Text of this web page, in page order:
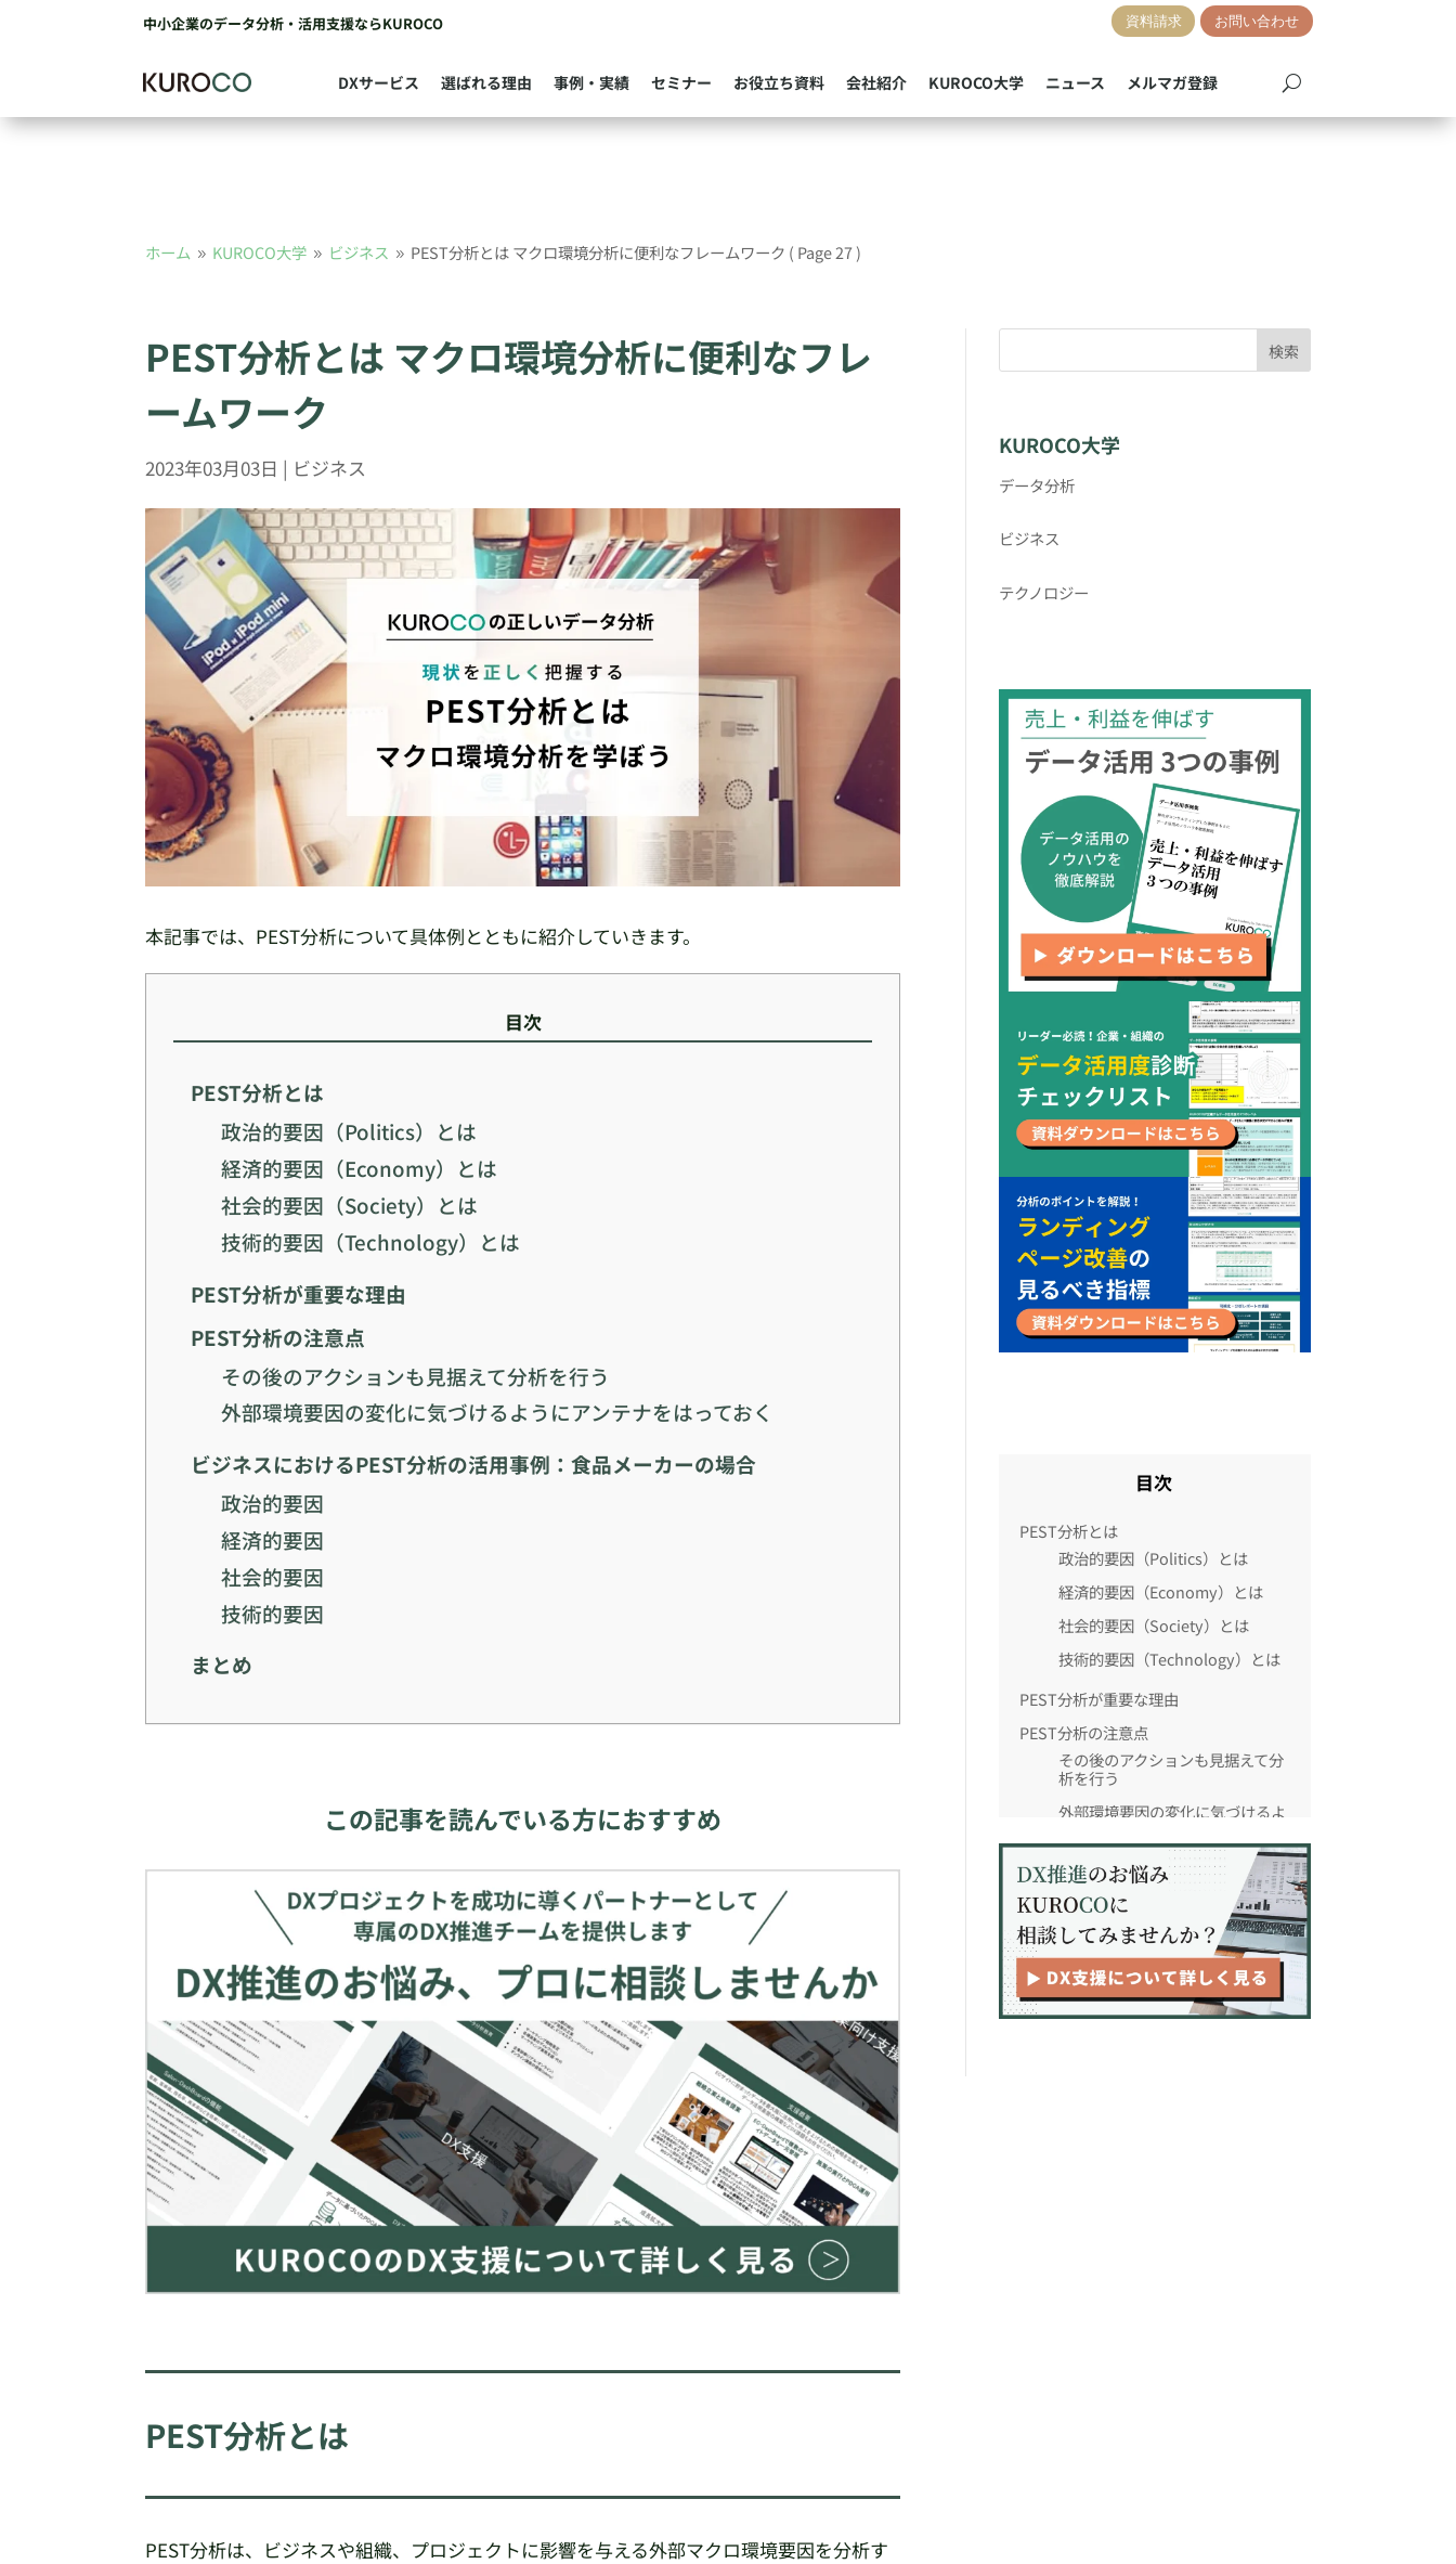
中小企業のデータ分析・活用支援ならKUROCO 資料請求 お問い合わせ
DXサービス 選ばれる理由 事例・実績 セミナー お役立ち資料 会社紹介 KUROCO大学 ニュース メルマガ登録
ホーム 9 KUROCO大学 9 ビジネス 9 PEST分析とは マクロ環境分析に便利なフレームワーク ( Page 27 )
PEST分析とは マクロ環境分析に便利なフレ
ームワーク
2023年03月03日 | ビジネス
本記事では、PEST分析について具体例とともに紹介していきます。
目次
PEST分析とは
政治的要因（Politics）とは
経済的要因（Economy）とは
社会的要因（Society）とは
技術的要因（Technology）とは
PEST分析が重要な理由
PEST分析の注意点
その後のアクションも見据えて分析を行う
外部環境要因の変化に気づけるようにアンテナをはっておく
ビジネスにおけるPEST分析の活用事例：食品メーカーの場合
政治的要因
経済的要因
社会的要因
技術的要因
まとめ
この記事を読んでいる方におすすめ
PEST分析とは
PEST分析は、ビジネスや組織、プロジェクトに影響を与える外部マクロ環境要因を分析す
検索
KUROCO大学
データ分析
ビジネス
テクノロジー
目次
PEST分析とは
政治的要因（Politics）とは
経済的要因（Economy）とは
社会的要因（Society）とは
技術的要因（Technology）とは
PEST分析が重要な理由
PEST分析の注意点
その後のアクションも見据えて分
析を行う
外部環境要因の変化に気づけるよ
ビジネスにおけるPEST分析の活用事
例：食品メーカーの場合
政治的要因
経済的要因
社会的要因
技術的要因